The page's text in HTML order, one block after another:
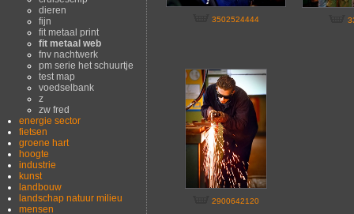
dieren
fijn
fit metaal print
fit metaal web
fnv nachtwerk
pm serie het schuurtje
test map
voedselbank
z
zw fred
energie sector
fietsen
groene hart
hoogte
industrie
kunst
landbouw
landschap natuur milieu
mensen
3502524444
2900642120